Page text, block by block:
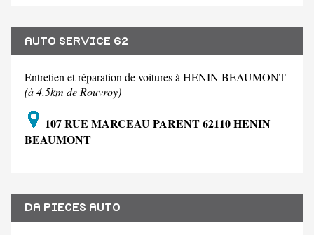
AUTO SERVICE 62
Entretien et réparation de voitures à HENIN BEAUMONT
(à 4.5km de Rouvroy)
107 RUE MARCEAU PARENT 62110 HENIN
BEAUMONT
DA PIECES AUTO